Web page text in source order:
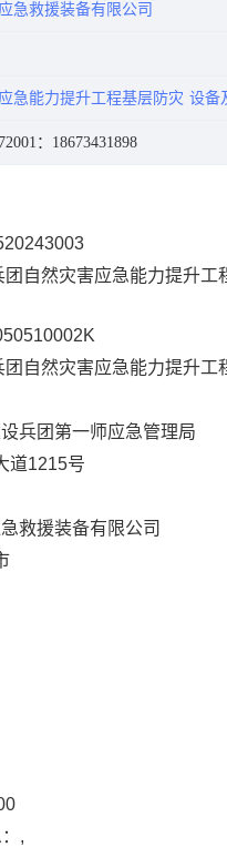
急救援装备有限公司
急能力提升工程基层防灾 设备
：18673431898
自然灾害应急能力提升
自然灾害应急能力提升工
兵团第一师应急管理局
道1215号
救援装备有限公司
,